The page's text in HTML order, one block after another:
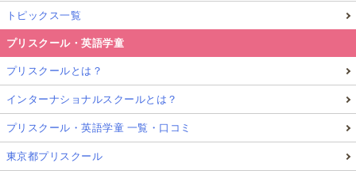
トピックス一覧
プリスクール・英語学童
プリスクールとは？
インターナショナルスクールとは？
プリスクール・英語学童 一覧・口コミ
東京都プリスクール